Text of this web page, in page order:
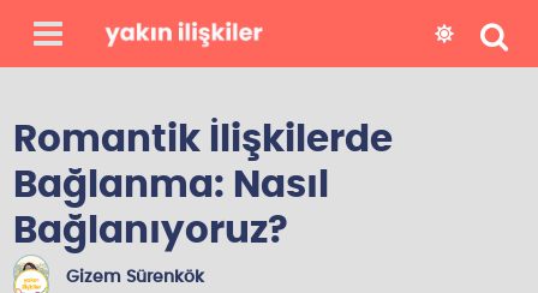
z
l
a
r
Romantik İlişkilerde
Bağlanma: Nasıl
Bağlanıyoruz?
Gizem Sürenkök